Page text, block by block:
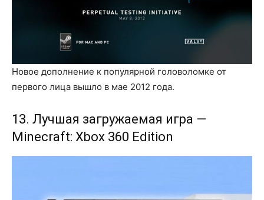
Новое дополнение к популярной головоломке от
первого лица вышло в мае 2012 года.
13. Лучшая загружаемая игра —
Minecraft: Xbox 360 Edition